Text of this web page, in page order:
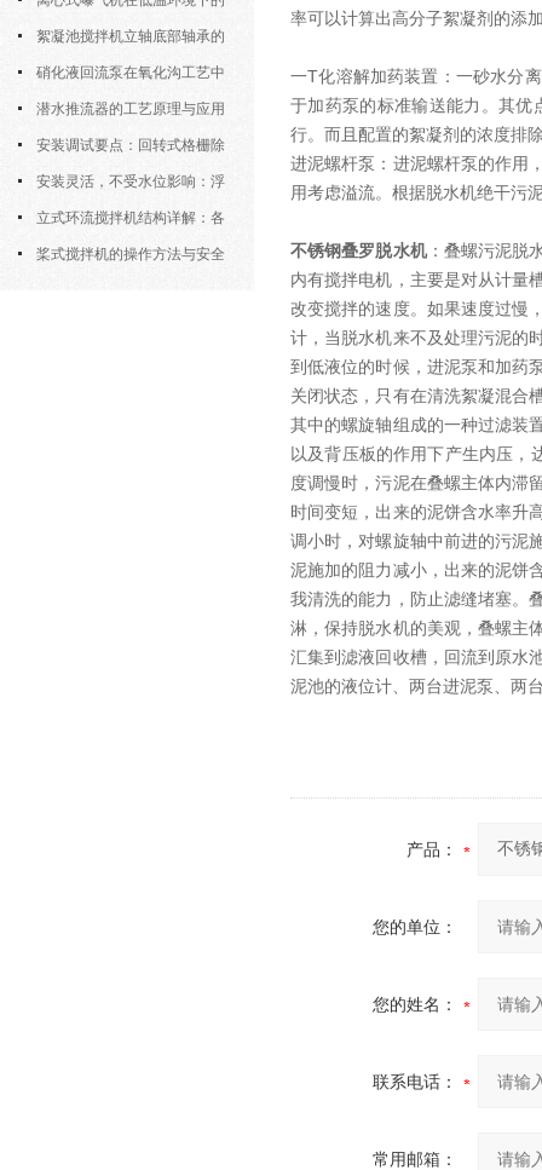
运行特性与防冻措施
絮凝池搅拌机立轴底部轴承的
密封防水与免维护设计
硝化液回流泵在氧化沟工艺中
的布置位置对回流效果的影响
潜水推流器的工艺原理与应用
逻辑安装调试要点：回转式格栅除
污机的土建配合要求与水平度校准
安装灵活，不受水位影响：浮
筒式曝气机的结构优势与适用场景
立式环流搅拌机结构详解：各
部件的功能与协同
桨式搅拌机的操作方法与安全
率可以计算出高分子絮凝剂的添
一T化溶解加药装置：一砂水分
于加药泵的标准输送能力。其优
行。而且配置的絮凝剂的浓度排
进泥螺杆泵：进泥螺杆泵的作用
用考虑溢流。根据脱水机绝干污
不锈钢叠罗脱水机：叠螺污泥脱
内有搅拌电机，主要是对从计量
改变搅拌的速度。如果速度过慢
计，当脱水机来不及处理污泥的
到低液位的时候，进泥泵和加药
关闭状态，只有在清洗絮凝混合
其中的螺旋轴组成的一种过滤装
以及背压板的作用下产生内压，
度调慢时，污泥在叠螺主体内滞
时间变短，出来的泥饼含水率升
调小时，对螺旋轴中前进的污泥
泥施加的阻力减小，出来的泥饼
我清洗的能力，防止滤缝堵塞。
淋，保持脱水机的美观，叠螺主
汇集到滤液回收槽，回流到原水
泥池的液位计、两台进泥泵、两
产品：
您的单位：
您的姓名：
联系电话：
常用邮箱：